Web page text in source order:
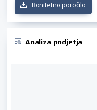
Bonitetno poročilo
Analiza podjetja